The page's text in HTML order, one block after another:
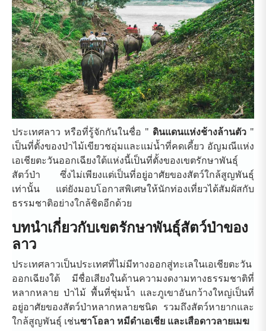
ประเทศลาว หรือที่รู้จักกันในชื่อ " ดินแดนแห่งช้างล้านตัว "
เป็นที่ตั้งของป่าไม้เขียวชอุ่มและแม่น้ำที่คดเคี้ยว อัญมณีแห่ง
เอเชียตะวันออกเฉียงใต้แห่งนี้เป็นที่ตั้งของเขตรักษาพันธุ์
สัตว์ป่า ซึ่งไม่เพียงแต่เป็นที่อยู่อาศัยของสัตว์ใกล้สูญพันธุ์
เท่านั้น แต่ยังมอบโอกาสพิเศษให้นักท่องเที่ยวได้สัมผัสกับ
ธรรมชาติอย่างใกล้ชิดอีกด้วย
บทนำเกี่ยวกับเขตรักษาพันธุ์สัตว์ป่าของ
ลาว
ประเทศลาวเป็นประเทศที่ไม่มีทางออกสู่ทะเลในเอเชียตะวัน
ออกเฉียงใต้ มีชื่อเสียงในด้านความงดงามทางธรรมชาติที่
หลากหลาย ป่าไม้ พื้นที่ชุ่มน้ำ และภูเขาอันกว้างใหญ่เป็นที่
อยู่อาศัยของสัตว์ป่าหลากหลายชนิด รวมถึงสัตว์หายากและ
ใกล้สูญพันธุ์ เช่นซาโอลา หมีดำเอเชีย และเสือดาวลายเมฆ